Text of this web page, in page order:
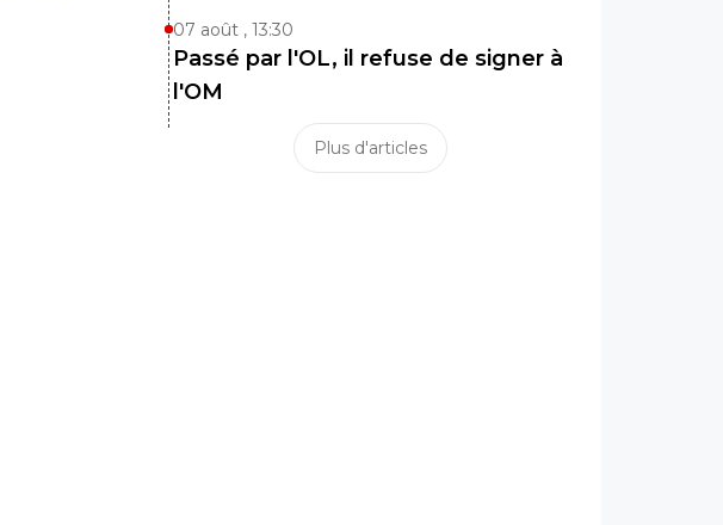
07 août , 13:30
Passé par l'OL, il refuse de signer à
l'OM
Plus d'articles